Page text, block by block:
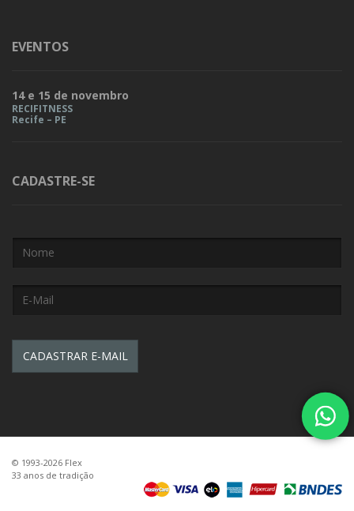
EVENTOS
14 e 15 de novembro
RECIFITNESS
Recife – PE
CADASTRE-SE
© 1993-2026 Flex
33 anos de tradição